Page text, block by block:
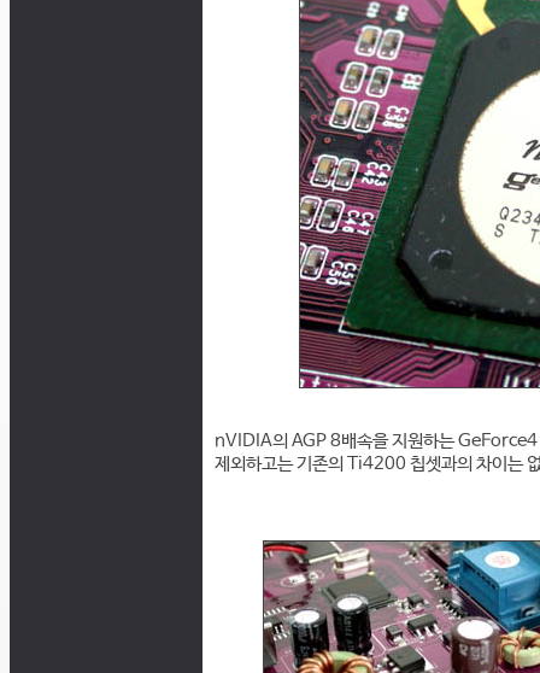
nVIDIA의 AGP 8배속을 지원하는
제외하고는 기존의 Ti4200 칩셋과의 차이는